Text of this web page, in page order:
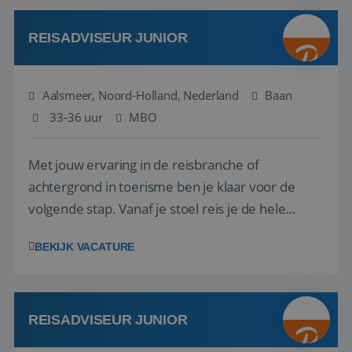
werken: of het nu gaat om vragen ...
REISADVISEUR JUNIOR
Aalsmeer, Noord-Holland, Nederland
Baan
33-36 uur
MBO
Met jouw ervaring in de reisbranche of
achtergrond in toerisme ben je klaar voor de
volgende stap. Vanaf je stoel reis je de hele
wensen van je team, je klant en wat er in de
klanten te overtuigen om die droomreis te
boeken! ...
BEKIJK VACATURE
REISADVISEUR JUNIOR